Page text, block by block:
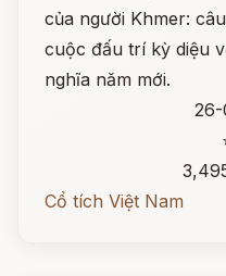
của người Khmer:
cuộc đấu trí kỳ diệu
nghĩa năm mới.
26-
Cổ tích Việt Nam